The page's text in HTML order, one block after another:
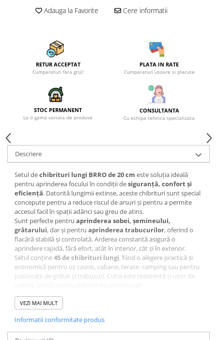
Adauga la Favorite Cere informatii
RETUR ACCEPTAT
Cumparaturi fara griji!
PLATA IN RATE
Cumparaturi usoare si placute
STOC PERMANENT
La o gama variata de produse
CONSULTANTA
Cu echipa tehnica specializata
Descriere
Setul dechibrituri lungi BRRO de 20 cm este soluția ideală
pentru aprinderea focului în condiții desiguranță, confort și
eficiență. Datorită lungimii extinse, aceste chibrituri sunt special
concepute pentru a reduce riscul de arsuri și pentru a permite
accesul facil în spații adânci sau greu de atins.
Sunt perfecte pentru aprinderea sobei, șemineului,
grătarului, dar și pentru aprinderea trabucurilor, oferind o
flacără stabilă și controlată. Arderea constantă asigură o
aprindere rapidă, fără efort, atât în interior, cât și în exterior.
Setul conține45 de chibrituri lungi, fiind o alegere practică și
economică pentru uz casnic, cabane, terase, camping sau pentru
pasionații de grătar și trabucuri. Cutia este rezistentă și ușor de
Avantaje principale:
lungime mare pentru siguranță sporită la aprindere
flacără stabilă și ardere uniformă
set economic, potrivit pentru utilizare frecventă
VEZI MAI MULT
Informatii conformitate produs